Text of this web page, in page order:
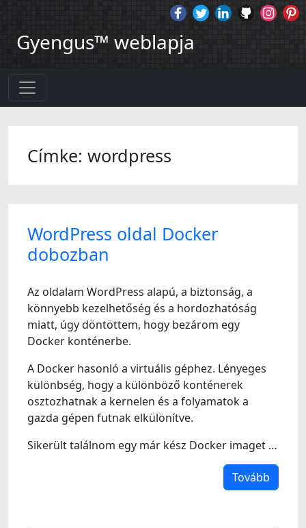
Gyengus™ weblapja
Címke: wordpress
WordPress oldal Docker
dobozban
Az oldalam WordPress alapú, a biztonság, a
könnyebb kezelhetőség és a hordozhatóság
miatt, úgy döntöttem, hogy bezárom egy
Docker konténerbe.
A Docker hasonló a virtuális géphez. Lényeges
különbség, hogy a különböző konténerek
osztozhatnak a kernelen és a folyamatok a
gazda gépen futnak elkülönítve.
Sikerült találnom egy már kész Docker imaget …
Tovább